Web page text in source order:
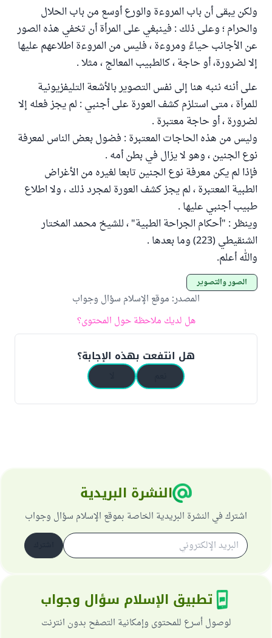
ولكن يبقى أن باب المروءة والورع أوسع من باب الحلال
والحرام ؛ وعلى ذلك : فينبغي على المرأة أن تخفي هذه الصور
عن الأجانب حياءً ومروءة ، فليس من المروءة اطلاعهم عليها
إلا لضرورة، أو حاجة ، كالطبيب المعالج ، مثلا .
على أننه ننبه هنا إلى نفس التصوير بالأشعة التليفزيونية
للمرأة ، متى استلزم كشف العورة على أجنبي : لم يجز فعله إلا
لضرورة ، أو حاجة معتبرة .
وليس من هذه الحاجات المعتبرة : فضول بعض الناس لمعرفة
نوع الجنين ، وهو لا يزال في بطن أمه .
فإذا لم يكن معرفة نوع الجنين تابعا لغيره من الأغراض
الطبية المعتبرة ، لم يجز كشف العورة لمجرد ذلك ، ولا اطلاع
طبيب أجنبي عليها .
وينظر : "أحكام الجراحة الطبية" ، للشيخ محمد المختار
الشنقيطي (223) وما بعدها .
والله أعلم.
الصور والتصوير
المصدر: موقع الإسلام سؤال وجواب
هل لديك ملاحظة حول المحتوى؟
هل انتفعت بهذه الإجابة؟
النشرة البريدية
اشترك في النشرة البريدية الخاصة بموقع الإسلام سؤال وجواب
تطبيق الإسلام سؤال وجواب
لوصول أسرع للمحتوى وإمكانية التصفح بدون انترنت